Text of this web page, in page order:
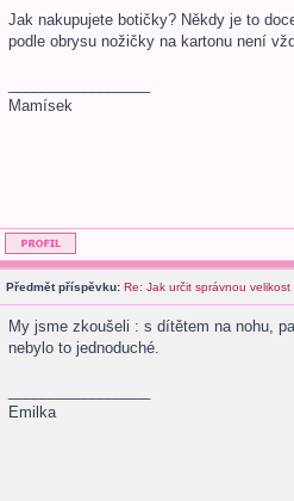
Jak nakupujete botičky? Někdy je to
podle obrysu nožičky na kartonu není
Mamísek
Předmět příspěvku: Re: Jak určit správnou velikost
My jsme zkoušeli : s dítětem na nohu,
nebylo to jednoduché.
Emilka